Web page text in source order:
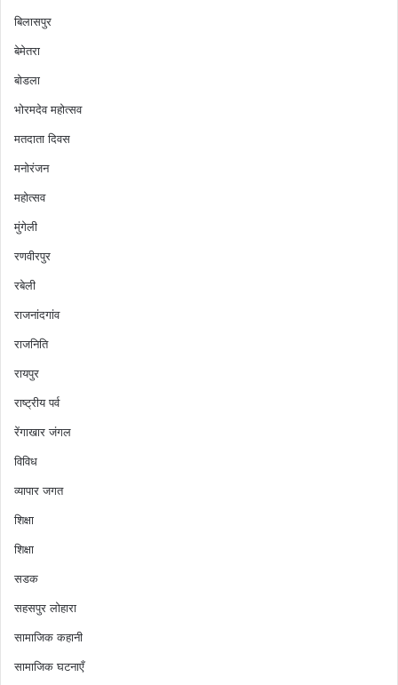
बिलासपुर
बेमेतरा
बोडला
भोरमदेव महोत्सव
मतदाता दिवस
मनोरंजन
महोत्सव
मुंगेली
रणवीरपुर
रबेली
राजनांदगांव
राजनिति
रायपुर
राष्ट्रीय पर्व
रेंगाखार जंगल
विविध
व्यापार जगत
शिक्षा
शिक्षा
सडक
सहसपुर लोहारा
सामाजिक कहानी
सामाजिक घटनाएँ